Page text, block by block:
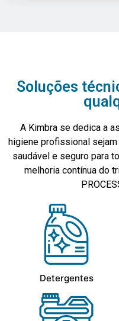
Soluções
A Kimbra se dedica a
higiene profissional
saudável e seguro para
melhoria contínua do
Detergentes